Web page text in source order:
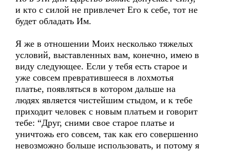
и кто с силой не привлечет Его к себе, тот не
будет обладать Им.
Я же в отношении Моих несколько тяжелых
условий, выставленных вам, конечно, имею в
виду следующее. Если у тебя есть старое и
уже совсем превратившееся в лохмотья
платье, появляться в котором дальше на
людях является чистейшим стыдом, и к тебе
приходит человек с новым платьем и говорит
тебе: “Друг, сними свое старое платье и
уничтожь его совсем, так как его совершенно
невозможно больше использовать, и потому я